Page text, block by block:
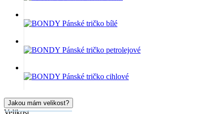
Jakou mám velikost?
Velikost